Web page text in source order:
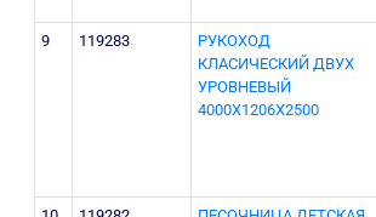
9 119283
РУКОХОД
КЛАСИЧЕСКИЙ ДВУХ
УРОВНЕВЫЙ
4000Х1206Х2500